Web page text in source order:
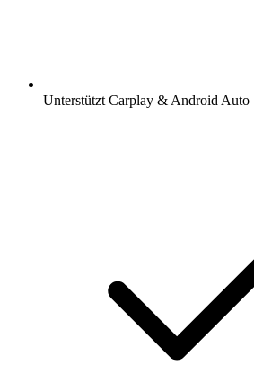
Unterstützt Carplay & Android Auto